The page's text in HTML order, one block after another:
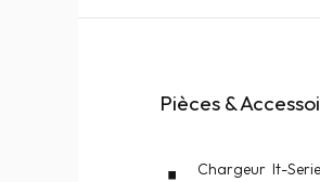
Pièces &
Chargeur It-